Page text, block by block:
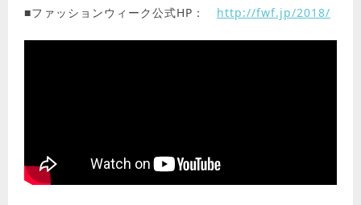
■ファッションウィーク公式HP： http://fwf.jp/2018/